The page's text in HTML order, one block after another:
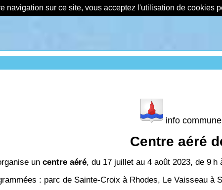
navigation sur ce site, vous acceptez l'utilisation de cookies
info
Centre aéré
un centre aéré, du 17 juillet au 4 août 2023, de 9 h
: parc de Sainte-Croix à Rhodes, Le Vaisseau à